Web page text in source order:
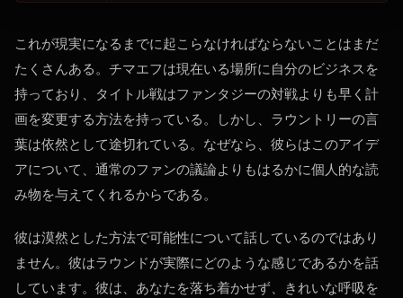
これが現実になるまでに起こらなければならないことはまだ
たくさんある。チマエフは現在いる場所に自分のビジネスを
持っており、タイトル戦はファンタジーの対戦よりも早く計
画を変更する方法を持っている。しかし、ラウントリーの言
葉は依然として途切れている。なぜなら、彼らはこのアイデ
アについて、通常のファンの議論よりもはるかに個人的な読
み物を与えてくれるからである。
彼は漠然とした方法で可能性について話しているのではあり
ません。彼はラウンドが実際にどのような感じであるかを話
しています。彼は、あなたを落ち着かせず、きれいな呼吸を